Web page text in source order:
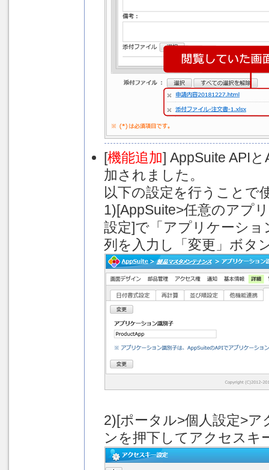
[機能追加] AppSuite API
加されました。
以下の設定を行うことで
1)[AppSuite>任意のアプ
設定]で「アプリケーシ
列を入力し「変更」ボタ
2)[ポータル>個人設定>
ンを押下してアクセスキ